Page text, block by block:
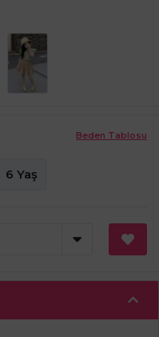
Beden Tablosu
6 Yaş